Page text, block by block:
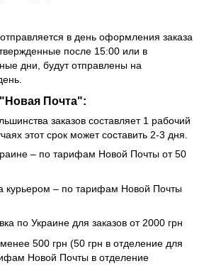
в день оформления заказа
после 15:00 или в
дни, будут отправлены на
Почта":
заказов составляет 1 рабочий
этот срок может составить 2-3 дня.
– по тарифам Новой Почты от 50
курьером – по тарифам Новой Почты
по Украине для заказов от 2000 грн
500 грн (50 грн в отделение для
Новой Почты в отделение